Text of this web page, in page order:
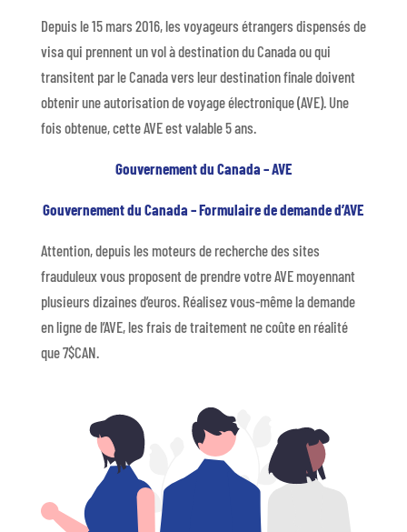
Depuis le 15 mars 2016, les voyageurs étrangers dispensés de
visa qui prennent un vol à destination du Canada ou qui
transitent par le Canada vers leur destination finale doivent
obtenir une autorisation de voyage électronique (AVE). Une
fois obtenue, cette AVE est valable 5 ans.
Gouvernement du Canada – AVE
Gouvernement du Canada – Formulaire de demande d’AVE
Attention, depuis les moteurs de recherche des sites
frauduleux vous proposent de prendre votre AVE moyennant
plusieurs dizaines d’euros. Réalisez vous-même la demande
en ligne de l’AVE, les frais de traitement ne coûte en réalité
que 7$CAN.